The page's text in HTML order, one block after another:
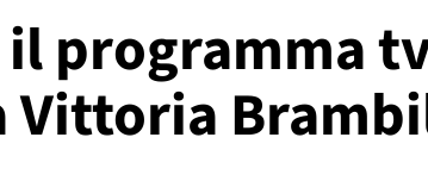
programma
Vittoria